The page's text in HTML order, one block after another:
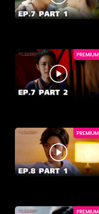
PREMIUM
PREMIUM
PREMIUM